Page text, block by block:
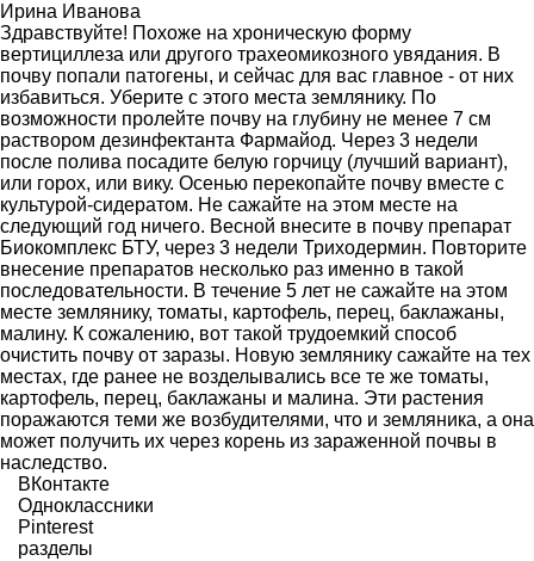
Ирина Иванова
Здравствуйте! Похоже на хроническую форму
вертициллеза или другого трахеомикозного увядания. В
почву попали патогены, и сейчас для вас главное - от них
избавиться. Уберите с этого места землянику. По
возможности пролейте почву на глубину не менее 7 см
раствором дезинфектанта Фармайод. Через 3 недели
после полива посадите белую горчицу (лучший вариант),
или горох, или вику. Осенью перекопайте почву вместе с
культурой-сидератом. Не сажайте на этом месте на
следующий год ничего. Весной внесите в почву препарат
Биокомплекс БТУ, через 3 недели Триходермин. Повторите
внесение препаратов несколько раз именно в такой
последовательности. В течение 5 лет не сажайте на этом
месте землянику, томаты, картофель, перец, баклажаны,
малину. К сожалению, вот такой трудоемкий способ
очистить почву от заразы. Новую землянику сажайте на тех
местах, где ранее не возделывались все те же томаты,
картофель, перец, баклажаны и малина. Эти растения
поражаются теми же возбудителями, что и земляника, а она
может получить их через корень из зараженной почвы в
наследство.
ВКонтакте
Одноклассники
Pinterest
разделы